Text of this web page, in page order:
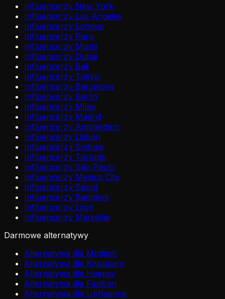
Influencerzy New York
Influencerzy Los Angeles
Influencerzy London
Influencerzy Paris
Influencerzy Miami
Influencerzy Dubai
Influencerzy Bali
Influencerzy Tokyo
Influencerzy Barcelona
Influencerzy Berlin
Influencerzy Milan
Influencerzy Madrid
Influencerzy Amsterdam
Influencerzy Lisbon
Influencerzy Sydney
Influencerzy Toronto
Influencerzy São Paulo
Influencerzy Mexico City
Influencerzy Seoul
Influencerzy Bangkok
Influencerzy Lyon
Influencerzy Marseille
Darmowe alternatywy
Alternatywa dla Modash
Alternatywa dla Kolsquare
Alternatywa dla Heepsy
Alternatywa dla Favikon
Alternatywa dla Upfluence